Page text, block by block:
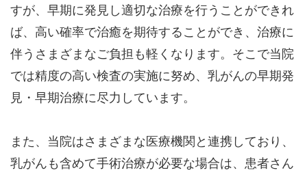
すが、早期に発見し適切な治療を行うことができれ
ば、高い確率で治癒を期待することができ、治療に
伴うさまざまなご負担も軽くなります。そこで当院
では精度の高い検査の実施に努め、乳がんの早期発
見・早期治療に尽力しています。
また、当院はさまざまな医療機関と連携しており、
乳がんも含めて手術治療が必要な場合は、患者さん